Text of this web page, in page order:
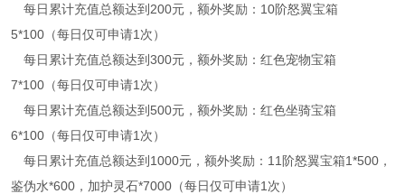
每日累计充值总额达到200元，额外奖励：10阶怒翼宝箱
5*100（每日仅可申请1次）
每日累计充值总额达到300元，额外奖励：红色宠物宝箱
7*100（每日仅可申请1次）
每日累计充值总额达到500元，额外奖励：红色坐骑宝箱
6*100（每日仅可申请1次）
每日累计充值总额达到1000元，额外奖励：11阶怒翼宝箱1*500，
鉴伪水*600，加护灵石*7000（每日仅可申请1次）